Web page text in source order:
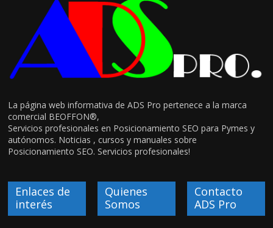
La página web informativa de ADS Pro pertenece a la marca
comercial BEOFFON®,
Servicios profesionales en Posicionamiento SEO para Pymes y
autónomos. Noticias , cursos y manuales sobre
Posicionamiento SEO. Servicios profesionales!
Enlaces de
interés
Quienes
Somos
Contacto
ADS Pro